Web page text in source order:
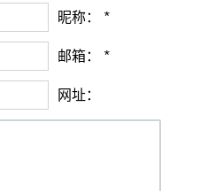
昵称： *
邮箱： *
网址：